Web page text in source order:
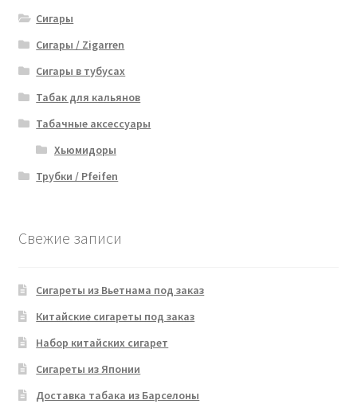
Сигары
Сигары / Zigarren
Сигары в тубусах
Табак для кальянов
Табачные аксессуары
Хьюмидоры
Трубки / Pfeifen
Свежие записи
Сигареты из Вьетнама под заказ
Китайские сигареты под заказ
Набор китайских сигарет
Сигареты из Японии
Доставка табака из Барселоны